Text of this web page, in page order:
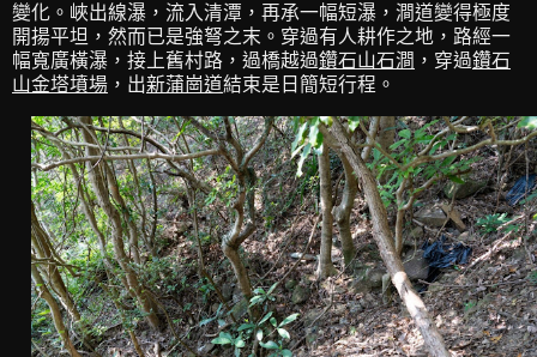
變化。峽出線瀑，流入清潭，再承一幅短瀑，澗道變得極度
開揚平坦，然而已是強弩之末。穿過有人耕作之地，路經一
幅寬廣橫瀑，接上舊村路，過橋越過鑽石山石澗 ，穿過鑽石
山金塔墳場 ，出新蒲崗道結束是日簡短行程。